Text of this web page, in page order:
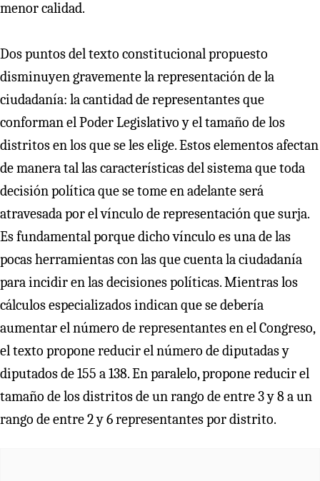
menor calidad.
Dos puntos del texto constitucional propuesto
disminuyen gravemente la representación de la
ciudadanía: la cantidad de representantes que
conforman el Poder Legislativo y el tamaño de los
distritos en los que se les elige. Estos elementos afectan
de manera tal las características del sistema que toda
decisión política que se tome en adelante será
atravesada por el vínculo de representación que surja.
Es fundamental porque dicho vínculo es una de las
pocas herramientas con las que cuenta la ciudadanía
para incidir en las decisiones políticas. Mientras los
cálculos especializados indican que se debería
aumentar el número de representantes en el Congreso,
el texto propone reducir el número de diputadas y
diputados de 155 a 138. En paralelo, propone reducir el
tamaño de los distritos de un rango de entre 3 y 8 a un
rango de entre 2 y 6 representantes por distrito.